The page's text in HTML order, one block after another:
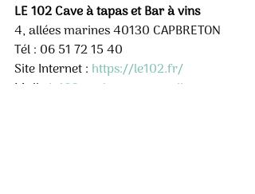
LE 102 Cave à tapas et Bar à vins
4, allées marines 40130 CAPBRETON
Tél : 06 51 72 15 40
Site Internet : https://le102.fr/
Mail le102.capbreton@gmail.com